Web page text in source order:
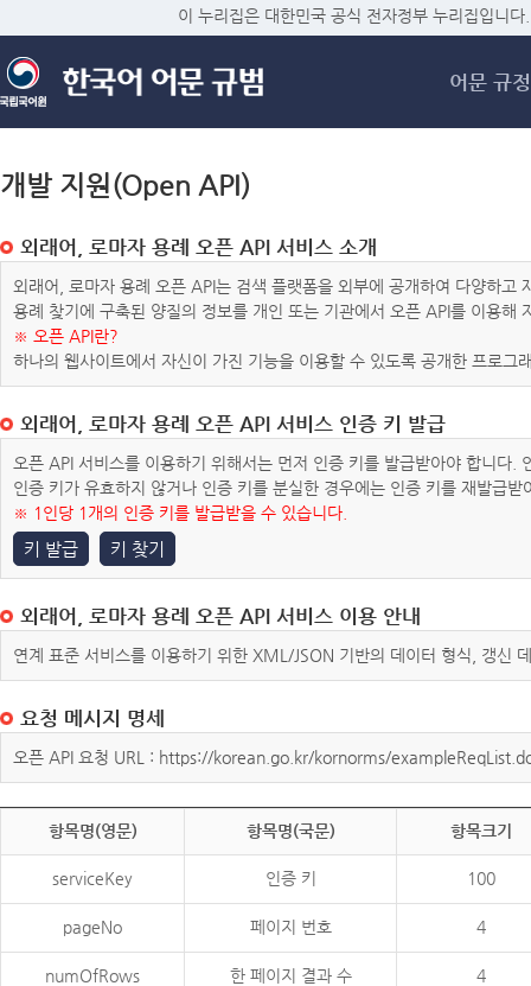
메
이 누리집은 대한민국 공식 전자정부 누리집입니다.
어문 규정
개발 지원(Open API)
외래어, 로마자 용례 오픈 API 서비스 소개
외래어, 로마자 용례 오픈 API는 검색 플랫폼을 외부에 공개하여 다양하
용례 찾기에 구축된 양질의 정보를 개인 또는 기관에서 오픈 API를 이용해
※ 오픈 API란?
하나의 웹사이트에서 자신이 가진 기능을 이용할 수 있도록 공개한 프로그
외래어, 로마자 용례 오픈 API 서비스 인증 키 발급
오픈 API 서비스를 이용하기 위해서는 먼저 인증 키를 발급받아야 합니다
인증 키가 유효하지 않거나 인증 키를 분실한 경우에는 인증 키를 재발급받
※ 1인당 1개의 인증 키를 발급받을 수 있습니다.
키 발급 키 찾기
외래어, 로마자 용례 오픈 API 서비스 이용 안내
연계 표준 서비스를 이용하기 위한 XML/JSON 기반의 데이터 형식, 갱신
요청 메시지 명세
오픈 API 요청 URL : https://korean.go.kr/kornorms/
항목명(영문) 항목명(국문) 항목크기
serviceKey 인증 키 100
pageNo 페이지 번호 4
numOfRows 한 페이지 결과 수 4